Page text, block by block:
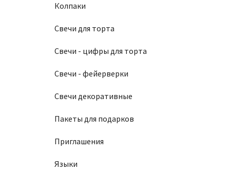
Колпаки
Свечи для торта
Свечи - цифры для торта
Свечи - фейерверки
Свечи декоративные
Пакеты для подарков
Приглашения
Языки